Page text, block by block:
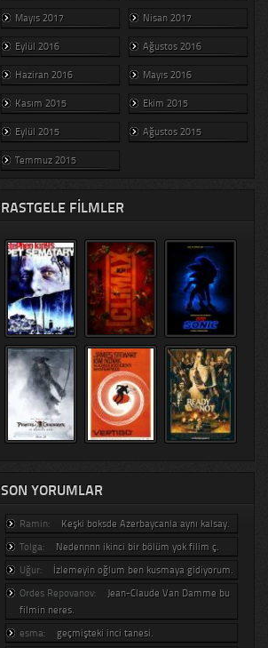
Mayıs 2017 Nisan 2017
Eylül 2016 Ağustos 2016
Haziran 2016 Mayıs 2016
Kasım 2015 Ekim 2015
Eylül 2015 Ağustos 2015
Temmuz 2015
RASTGELE FILMLER
SON YORUMLAR
Ramin:
Keşki boksde Azerbaycanla aynı kalsay.
Tolga:
Nedennnn ikinci bir bölüm yok filim ç.
Uğur:
İzlemeyin oğlum ben kusmaya gidiyorum.
Ordes Repovanov:
Jean-Claude Van Damme bu
filmin neres.
esma:
geçmişteki inci tanesi.